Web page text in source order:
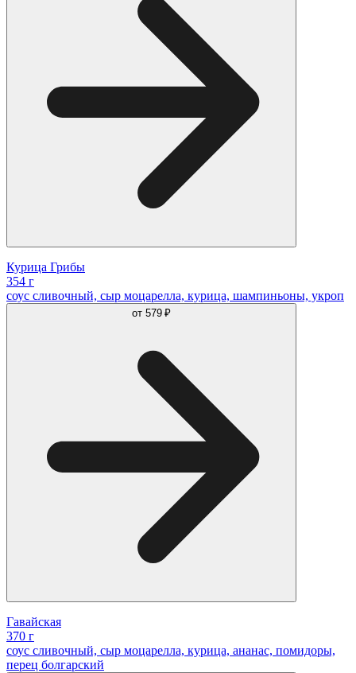
Курица Грибы
354 г
соус сливочный, сыр моцарелла, курица, шампиньоны, укроп
от 579 ₽
Гавайская
370 г
соус сливочный, сыр моцарелла, курица, ананас, помидоры,
перец болгарский